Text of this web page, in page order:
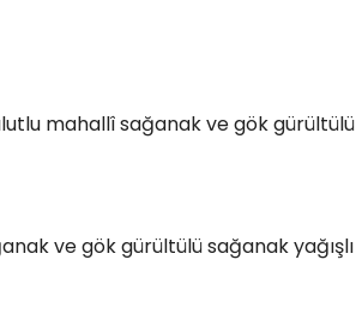
mahallî sağanak ve gök gürültülü
ve gök gürültülü sağanak yağışlı